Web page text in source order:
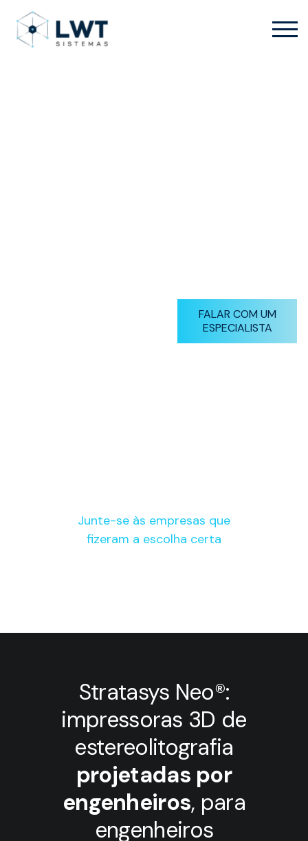
FALAR COM UM
ESPECIALISTA
Junte-se às empresas que
fizeram a escolha certa
Stratasys Neo®:
impressoras 3D de
estereolitografia
projetadas por
engenheiros, para
engenheiros